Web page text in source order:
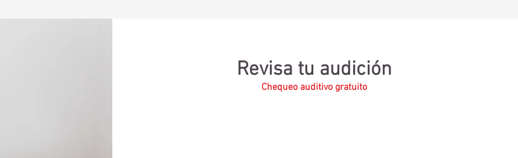
Revisa tu audición
Chequeo auditivo gratuito